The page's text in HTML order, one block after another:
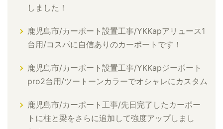
しました！
鹿児島市/カーポート設置工事/YKKapアリュース1
台用/コスパに自信ありのカーポートです！
鹿児島市/カーポート設置工事/YKKapジーポート
pro2台用/ツートーンカラーでオシャレにカスタム
鹿児島市/カーポート工事/先日完了したカーポー
トに柱と梁をさらに追加して強度アップしまし